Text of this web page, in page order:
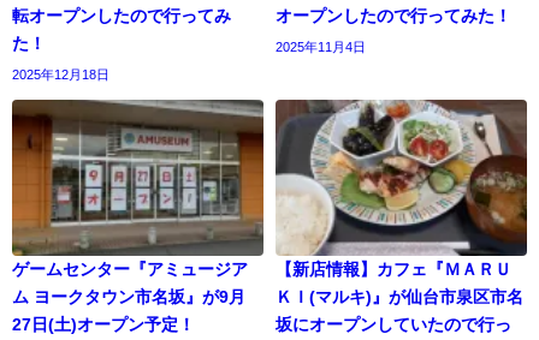
転オープンしたので行ってみ
た！
2025年12月18日
オープンしたので行ってみた！
2025年11月4日
ゲームセンター『アミュージア
ム ヨークタウン市名坂』が9月
27日(土)オープン予定！
【新店情報】カフェ『ＭＡＲＵ
ＫＩ(マルキ)』が仙台市泉区市名
坂にオープンしていたので行っ